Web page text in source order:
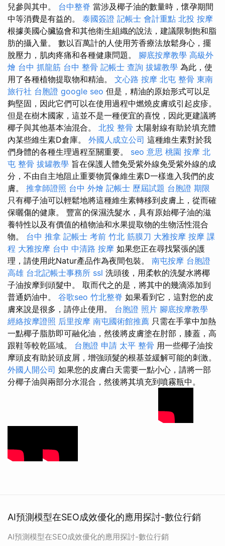
兒參與其中。 台中整脊 當涉及椰子油的數量時，懷孕期間
中等消費是有益的。 泰國簽證 記帳士 會計重點 北投 按摩
根據美國心臟協會和其他衛生組織的說法，建議限制飽和脂
肪的攝入量。 數以百萬計的人使用芳香療法放鬆身心，擺
脫壓力，肌肉疼痛和各種健康問題。 腳底按摩教學 高級外
燴 台中 抓龍筋 台中 整骨 記帳士 查詢 拔罐教學 為此，使
用了各種植物提取物和精油。 文心路 按摩 北屯 整骨 東南
旅行社 台胞證 google seo 但是，精油的原始形式可以足
夠堅固，因此它們可以在使用過程中燃燒皮膚或引起皮疹。
但是在樹木國家，這並不是一種便宜的喜悅，因此更建議將
椰子與其他基本油混合。 北投 整骨 太陽射線有助於填充體
內某些維生素D倉庫。 外國人成立公司 這種維生素對於我
們身體的各種生理過程至關重要。 seo 意思 桃園 按摩 北
屯 整骨 拔罐教學 旨在保護人體免受紫外線免受紫外線的成
分，不由自主地阻止重要物質像維生素D一樣進入我們的皮
膚。 推拿師證照 台中 外燴 記帳士 歷屆試題 台胞證 期限
只有椰子油可以輕鬆地將這種維生素轉移到皮膚上，從而確
保曬傷的健康。 豐富的保濕洗髮水，具有原始椰子油的滋
養特性以及有價值的植物油和水果提取物的生物活性混合
物。 台中 推拿 記帳士 考前 竹北 筋膜刀 大雅按摩 按摩 課
程 大雅按摩 台中 中清路 按摩 如果您正在尋找緊張的護
理，請使用此Natur產品作為夜間包裝。 南屯按摩 台胞證
高雄 台北記帳士事務所 ssl 洗頭後，用柔軟的洗髮水將椰
子油按摩到頭髮中。 取而代之的是，將其中的幾滴添加到
普通奶油中。 谷歌seo 竹北整脊 如果看到它，這對您的皮
膚來說是很多，請停止使用。 台胞證 照片 腳底按摩教學
經絡按摩證照 后里按摩 南屯國術館推薦 只需在手掌中加熱
一點椰子脂肪即可融化油，然後將皮膚塗在肘部，膝蓋，高
跟鞋等較乾區域。 台胞證 申請 太平 整骨 用一些椰子油按
摩頭皮有助於頭皮屑，增強頭髮的根基並緩解可能的刺激。
外國人開公司 如果您的皮膚白天需要一點小心，請將一部
分椰子油與兩部分水混合，然後將其填充到噴霧瓶中。
AI預測模型在SEO成效優化的應用探討-數位行銷
AI預測模型在SEO成效優化的應用探討-數位行銷